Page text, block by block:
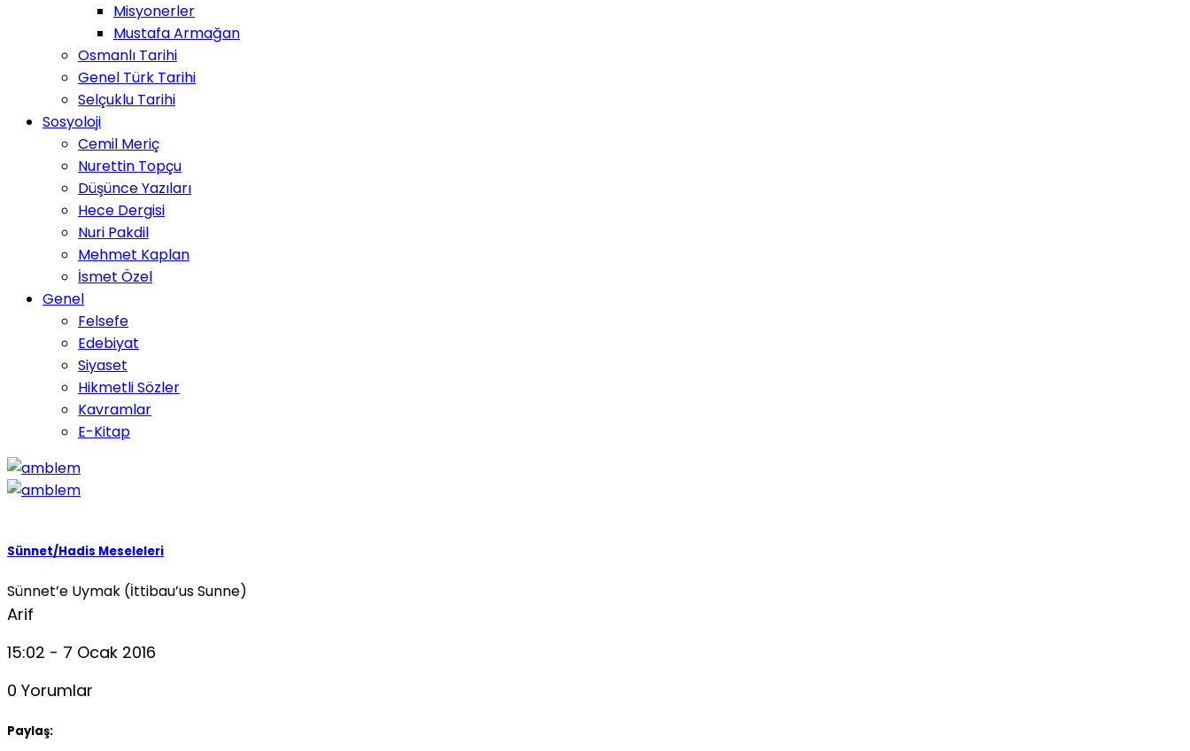
Misyonerler
Mustafa Armağan
Osmanlı Tarihi
Genel Türk Tarihi
Selçuklu Tarihi
Sosyoloji
Cemil Meriç
Nurettin Topçu
Düşünce Yazıları
Hece Dergisi
Nuri Pakdil
Mehmet Kaplan
İsmet Özel
Genel
Felsefe
Edebiyat
Siyaset
Hikmetli Sözler
Kavramlar
E-Kitap
Sünnet/Hadis Meseleleri
Sünnet’e Uymak (İttibau’us Sunne)
Arif
15:02 - 7 Ocak 2016
0 Yorumlar
Paylaş: